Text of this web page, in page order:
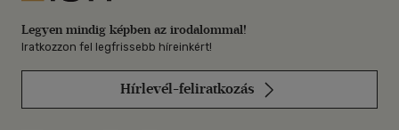
Legyen mindig képben az irodalommal!
Iratkozzon fel legfrissebb híreinkért!
Hírlevél-feliratkozás